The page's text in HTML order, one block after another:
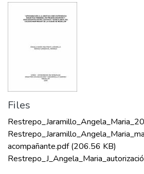
Files
acompañante.pdf(206.56 KB)